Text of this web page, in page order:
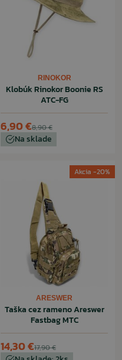
RINOKOR
Klobúk Rinokor Boonie RS
ATC-FG
8,90 €
6,90 €
Na sklade
Akcia -20%
ARESWER
Taška cez rameno Areswer
Fastbag MTC
17,90 €
14,30 €